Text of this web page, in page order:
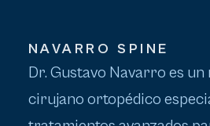
NAVARRO SPINE
Dr. Gustavo Navarro es
cirujano ortopédico